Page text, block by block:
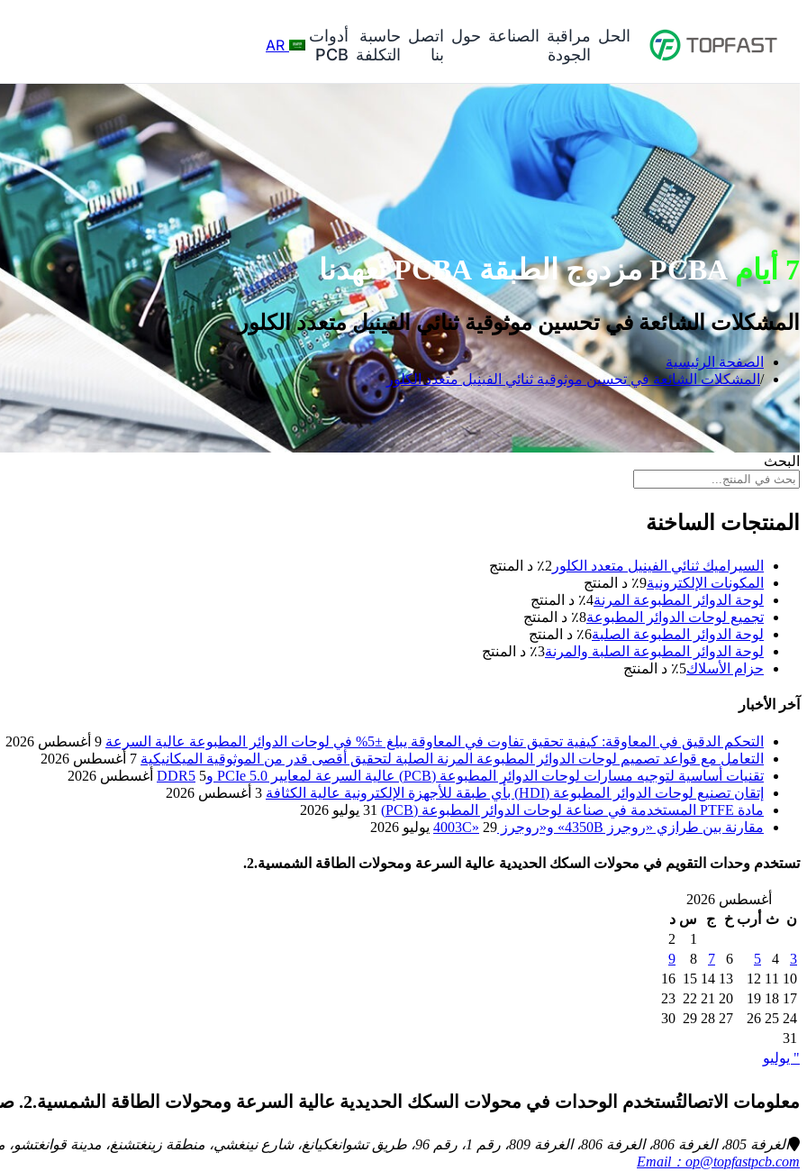
الحل مراقبة
الجودة
الصناعة حول اتصل
بنا
حاسبة
التكلفة
أدوات
PCB
7 أيام PCBA مزدوج الطبقة PCBA تعهدنا
المشكلات الشائعة في تحسين موثوقية ثنائي الفينيل متعدد الكلور
الصفحة الرئيسية
المشكلات الشائعة في تحسين موثوقية ثنائي الفينيل متعدد الكلور
البحث
المنتجات الساخنة
السيراميك ثنائي الفينيل متعدد الكلور 2٪ د المنتج
المكونات الإلكترونية9٪ د المنتج
لوحة الدوائر المطبوعة المرنة4٪ د المنتج
تجميع لوحات الدوائر المطبوعة8٪ د المنتج
لوحة الدوائر المطبوعة الصلبة6٪ د المنتج
لوحة الدوائر المطبوعة الصلبة والمرنة3٪ د المنتج
حزام الأسلاك5٪ د المنتج
آخر الأخبار
التحكم الدقيق في المعاوقة: كيفية تحقيق تفاوت في المعاوقة يبلغ ±5% في لوحات الدوائر المطبوعة عالية السرعة
9 أغسطس 2026
التعامل مع قواعد تصميم لوحات الدوائر المطبوعة المرنة الصلبة لتحقيق أقصى قدر من الموثوقية الميكانيكية 7 أغسطس 2026
تقنيات أساسية لتوجيه مسارات لوحات الدوائر المطبوعة (PCB) عالية السرعة لمعايير PCIe 5.0 وDDR5
5 أغسطس 2026
إتقان تصنيع لوحات الدوائر المطبوعة (HDI) بأي طبقة للأجهزة الإلكترونية عالية الكثافة
3 أغسطس 2026
مادة PTFE المستخدمة في صناعة لوحات الدوائر المطبوعة (PCB)
31 يوليو 2026
مقارنة بين طرازي «روجرز 4350B» و«روجرز 4003C»
29 يوليو 2026
تستخدم وحدات التقويم في محولات السكك الحديدية عالية السرعة ومحولات الطاقة الشمسية.2.
أغسطس 2026
ن ث أرب خ ج س د
1
2
3
4
5
6
7
8
9
10
11
12
13
14
15
16
17
18
19
20
21
22
23
24
25
26
27
28
29
30
31
" يوليو
معلومات الاتصالتُستخدم الوحدات في محولات السكك الحديدية عالية السرعة ومحولات الطاقة الشمسية.2. صناعي & amp؛ الطاقة
الغرفة 805، الغرفة 806، الغرفة 806، الغرفة 809، رقم 1، رقم 96، طريق تشوانغكيانغ، شارع نينغشي، منطقة زينغتشنغ، مدينة قوانغتشو، مقاطعة قوانغدونغ، الصين
Email：op@topfastpcb.com